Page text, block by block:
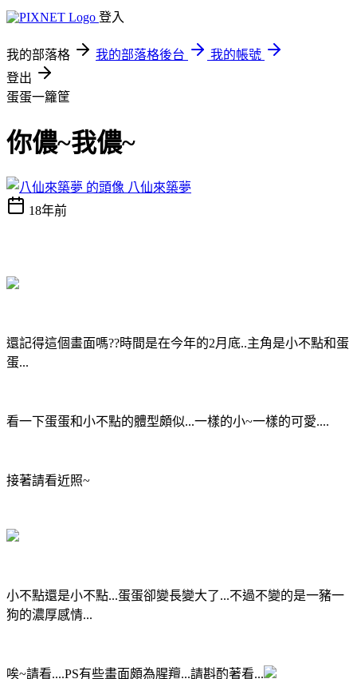
登入
我的部落格 我的部落格後台
我的帳號
登出
蛋蛋一籮筐
你儂~我儂~
八仙來築夢
18年前
還記得這個畫面嗎??時間是在今年的2月底..主角是小不點和蛋
蛋...
看一下蛋蛋和小不點的體型頗似...一樣的小~一樣的可愛....
接著請看近照~
小不點還是小不點...蛋蛋卻變長變大了...不過不變的是一豬一
狗的濃厚感情...
唉~請看....PS有些畫面頗為腥羶...請斟酌著看...